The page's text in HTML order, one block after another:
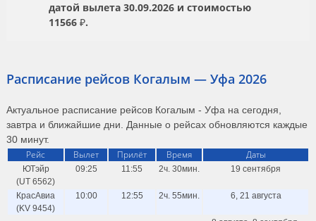
датой вылета 30.09.2026 и стоимостью
11566 ₽.
Расписание рейсов Когалым — Уфа 2026
Актуальное расписание рейсов Когалым - Уфа на сегодня,
завтра и ближайшие дни. Данные о рейсах обновляются каждые
30 минут.
Рейс Вылет Прилёт Время Даты
ЮТэйр
(UT 6562)
09:25 11:55 2ч. 30мин. 19 сентября
КрасАвиа
(KV 9454)
10:00 12:55 2ч. 55мин. 6, 21 августа